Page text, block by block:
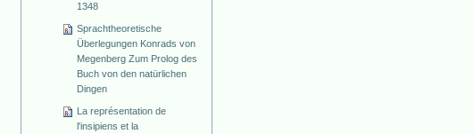
1348
Sprachtheoretische
Überlegungen Konrads von
Megenberg Zum Prolog des
Buch von den natürlichen
Dingen
La représentation de
l'insipiens et la